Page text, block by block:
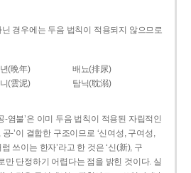
경우에는 두음 법칙이 적용되지 않으므로
(晩年)
배뇨(排尿)
(雲泥) 탐닉(耽溺)
-염불’은 이미 두음 법칙이 적용된 자립적인
공-’이 결합한 구조이므로 ‘신여성, 구여성,
쓰이는 한자’라고 한 것은 ‘신(新), 구
만 단정하기 어렵다는 점을 밝힌 것이다. 실